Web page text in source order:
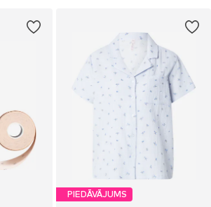
PIEDĀVĀJUMS